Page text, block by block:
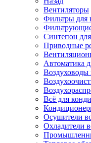
Вентиляторы
Фильтры для
Синтепон
Приводные
Автоматика
Всё для
Осушители
Охладители